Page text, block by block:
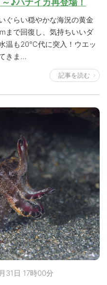
ぐらい穏やかな海況の黄金
まで回復し、気持ちいいダ
温も20℃代に突入！ウエッ
きま…
記事を読む
31日 17時00分